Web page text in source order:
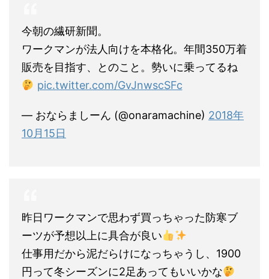
今朝の繊研新聞。
ワークマンが法人向けを本格化。年間350万着
販売を目指す、とのこと。勢いに乗ってるね
pic.twitter.com/GvJnwscSFc
— おならましーん (@onaramachine) 2018年
10月15日
昨日ワークマンで思わず買っちゃった防寒ブ
ーツが予想以上に具合が良い
仕事用だから泥だらけになっちゃうし、1900
円って冬シーズンに2足あってもいいかな